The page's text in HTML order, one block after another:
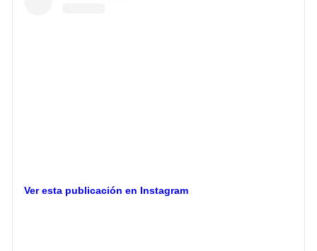
Ver esta publicación en Instagram